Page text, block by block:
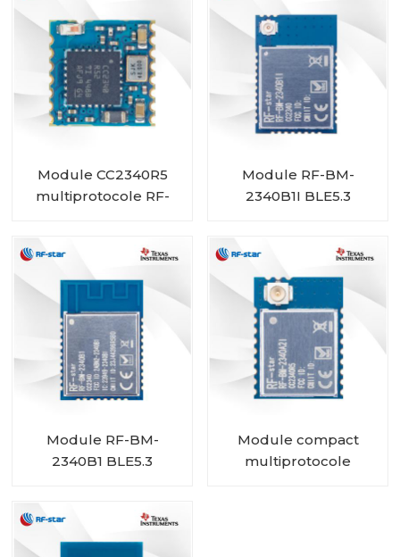
Module CC2340R5
multiprotocole RF-
Module RF-BM-
2340B1I BLE5.3
Module RF-BM-
2340B1 BLE5.3
Module compact
multiprotocole